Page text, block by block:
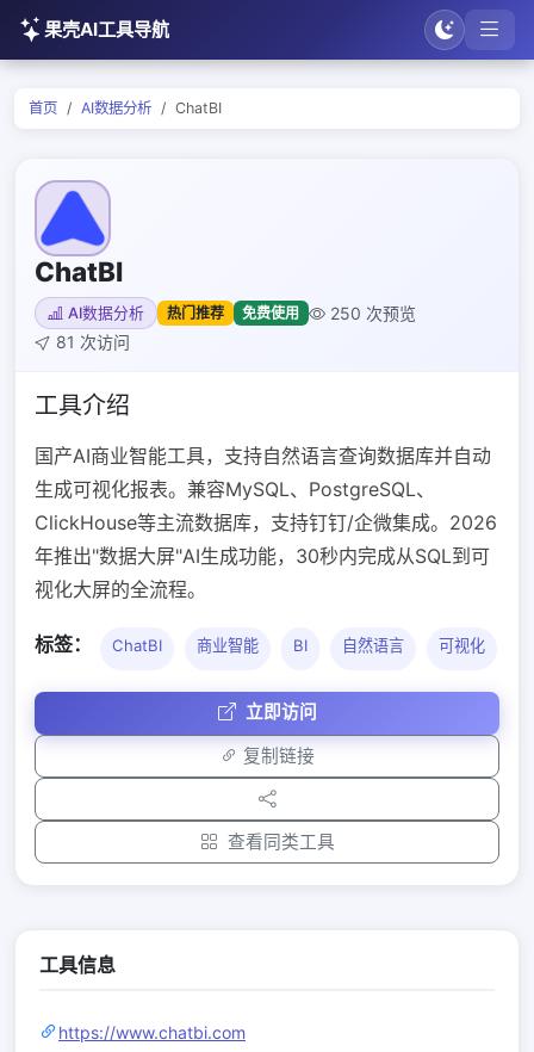
果壳AI工具导航
首页 AI数据分析 ChatBI
ChatBI
AI数据分析 热门推荐 免费使用
250 次预览
81 次访问
工具介绍
国产AI商业智能工具，支持自然语言查询数据库并自动
生成可视化报表。兼容MySQL、PostgreSQL、
ClickHouse等主流数据库，支持钉钉/企微集成。2026
年推出"数据大屏"AI生成功能，30秒内完成从SQL到可
视化大屏的全流程。
标签： ChatBI 商业智能 BI 自然语言 可视化
立即访问
复制链接
查看同类工具
工具信息
https://www.chatbi.com